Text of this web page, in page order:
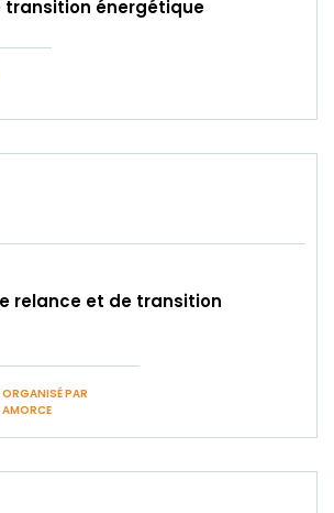
transition énergétique
relance et de transition
ORGANISÉ PAR
AMORCE